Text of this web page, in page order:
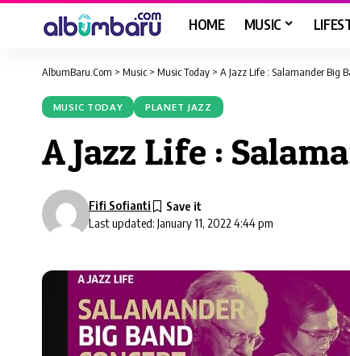
HOME MUSIC
AlbumBaru.Com > Music > Music Today > A Jazz Life : Salamander Big
MUSIC TODAY PLANET JAZZ
A Jazz Life :
Last updated: January 11, 2022 4:44 pm
Fifi Sofianti